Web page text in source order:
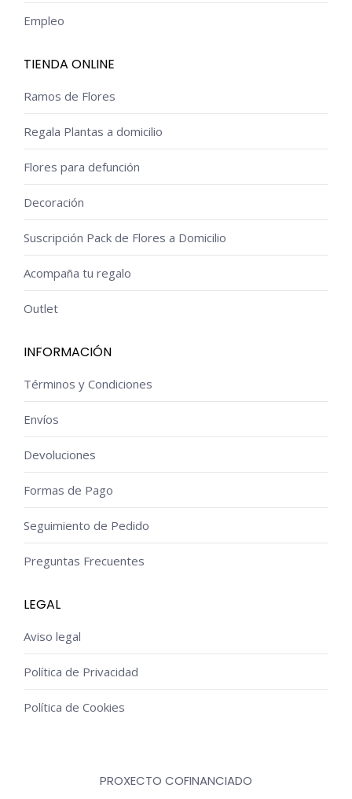
Empleo
TIENDA ONLINE
Ramos de Flores
Regala Plantas a domicilio
Flores para defunción
Decoración
Suscripción Pack de Flores a Domicilio
Acompaña tu regalo
Outlet
INFORMACIÓN
Términos y Condiciones
Envíos
Devoluciones
Formas de Pago
Seguimiento de Pedido
Preguntas Frecuentes
LEGAL
Aviso legal
Política de Privacidad
Política de Cookies
PROXECTO COFINANCIADO